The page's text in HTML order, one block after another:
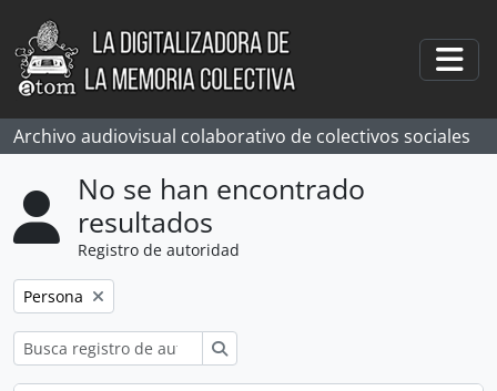
Skip to main content
Archivo audiovisual colaborativo de colectivos sociales
No se han encontrado
resultados
Registro de autoridad
Remove filter:
Persona